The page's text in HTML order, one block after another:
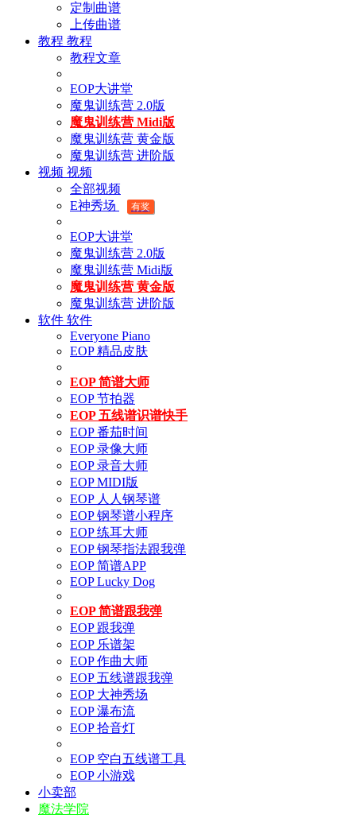
定制曲谱
上传曲谱
教程 教程
教程文章
EOP大讲堂
魔鬼训练营 2.0版
魔鬼训练营 Midi版
魔鬼训练营 黄金版
魔鬼训练营 进阶版
视频 视频
全部视频
E神秀场
有奖
EOP大讲堂
魔鬼训练营 2.0版
魔鬼训练营 Midi版
魔鬼训练营 黄金版
魔鬼训练营 进阶版
软件 软件
Everyone Piano
EOP 精品皮肤
EOP 简谱大师
EOP 节拍器
EOP 五线谱识谱快手
EOP 番茄时间
EOP 录像大师
EOP 录音大师
EOP MIDI版
EOP 人人钢琴谱
EOP 钢琴谱小程序
EOP 练耳大师
EOP 钢琴指法跟我弹
EOP 简谱APP
EOP Lucky Dog
EOP 简谱跟我弹
EOP 跟我弹
EOP 乐谱架
EOP 作曲大师
EOP 五线谱跟我弹
EOP 大神秀场
EOP 瀑布流
EOP 拾音灯
EOP 空白五线谱工具
EOP 小游戏
小卖部
魔法学院